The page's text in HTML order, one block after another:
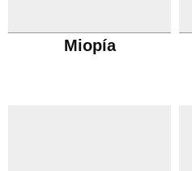
Miopía